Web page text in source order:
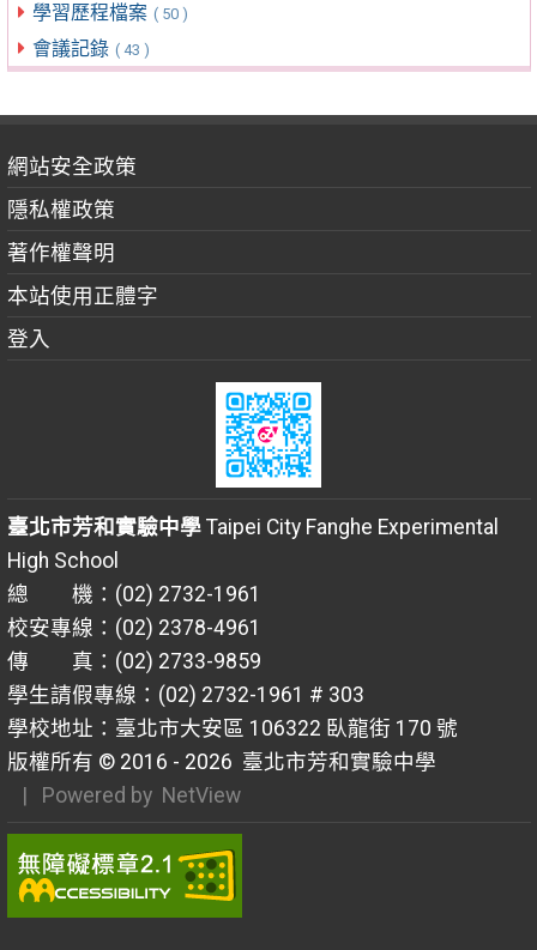
學習歷程檔案 ( 50 )
會議記錄 ( 43 )
網站安全政策
隱私權政策
著作權聲明
本站使用正體字
登入
臺北市芳和實驗中學Taipei City Fanghe Experimental
High School
總 機：(02) 2732-1961
校安專線：(02) 2378-4961
傳 真：(02) 2733-9859
學生請假專線：(02) 2732-1961 # 303
學校地址：臺北市大安區 106322 臥龍街 170 號
版權所有 © 2016 - 2026 臺北市芳和實驗中學
| Powered by NetView